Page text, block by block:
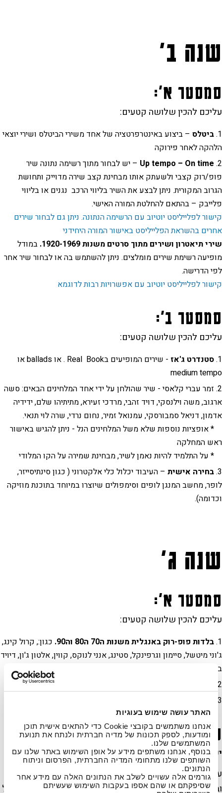
האתר עושה שימוש בעוגיות
אנחנו משתמשים בקובצי Cookie כדי להתאים אישית תוכן
ומודעות, לספק תכונות של מדיה חברתית ולנתח את תנועת
המשתמשים שלנו.
בנוסף, אנחנו משתפים מידע על אופן השימוש באתר שלנו עם
השותפים שלנו מתחומי המדיה החברתית, הפרסום וניתוח
הנתונים.
גורמים אלה עשויים לשלב את הנתונים האלה עם מידע אחר
שסיפקתם או שהם אספו בעקבות השימוש שעשיתם
שנה ב'
סמסטר א':
עליכם להכין שלושה קטעים:
ביטלס – ביצוע באינטרפרטציה של אחד משירי הביטלס ושירי יוצאי
הלהקה לאחר פירוקה
Up tempo – On time – יש לבחור מתוך רשימה נתונה שיר
פופ/רוק קצבי ולשעתק אותו מבחינת קצב שירה מדוייק ותחושת
הגרוב המקורית. ניתן לבצע את השיר בליווי הרכב נגנים או בליווי
פלייבק – בהתאם להחלטת המורה האישי.
קישור לפלייליסט יוטיוב עם הרשימה הנתונה. ניתן גם לבחור שירים
אחרים בהשראת הפלייליסט באישור המורה היחידני
שירי תיאטרון ושירים מתוך סרטים משנות 1920-1969.
במודל
מופיעה רשימת שירים מומלצים. ניתן להשתמש בה או לבחור שיר אחר
לפי הדרישה.
קישור לפלייליסט יוטיוב עם אפשרויות רבות לדוגמא
סמסטר ב':
עליכם להכין שלושה קטעים:
סטנדרט ג'אז
- שירים המופיעים בReal Book . או ballads או
medium tempo
זמר עברי קלאסי - שיר שהולחן על ידי אחד המלחינים הבאים: סשה
ארגוב, משה וילנסקי, דויד זהבי, מרדכי זעירא, מתיתיהו שלם, ידידיה
אדמון, דניאל סמבורסקי, עמנואל זמיר, נחום נרדי, שרה לוי תנאי.
* אופציות נוספות שלא משל המלחינים הנל - ניתן להגיש באישור
ראש המחלקה
* על התלמיד להיות נאמן לשיר, מבחינת שמירה על הקו המלודי
בחירה אישית – העיבוד יכלול כלי אלקטרוני ( כגון סינתיסייזר,
לופר, מחשב המנגן לופים וסימפולים שיוצרו במיוחד בתוכנת מוזיקה
וכדומה).
שנה ג'
סמסטר א':
עליכם להכין שלושה קטעים:
בלדות פופ-רוק באנגלית משנות ה70 ה80 וה90.
כגון:, קרול קינג,
ג'וני מיטשל, סיימון וגרפינקל, סטינג, אנני לנוקס, קווין, אלטון ג'ון, דיויד
בואי וכדומה.
סמסטר ב:חצי רסיטל
יש לקבל ציון מעל 90 לזכאות לרסיטל.
עליכם להכיןחמישהקטעים. יש לבחור, בהתייעצות עם המורה
ובאישורו, מסלול מבין המסלולים הבאים בו יתמקד חצי הרסיטל